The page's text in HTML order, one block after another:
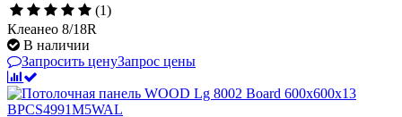
(1)
Клеанео 8/18R
В наличии
Запросить ценуЗапрос цены